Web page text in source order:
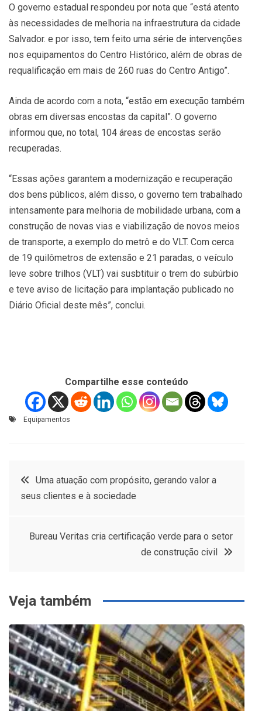
O governo estadual respondeu por nota que “está atento
às necessidades de melhoria na infraestrutura da cidade
Salvador. e por isso, tem feito uma série de intervenções
nos equipamentos do Centro Histórico, além de obras de
requalificação em mais de 260 ruas do Centro Antigo”.
Ainda de acordo com a nota, “estão em execução também
obras em diversas encostas da capital”. O governo
informou que, no total, 104 áreas de encostas serão
recuperadas.
“Essas ações garantem a modernização e recuperação
dos bens públicos, além disso, o governo tem trabalhado
intensamente para melhoria de mobilidade urbana, com a
construção de novas vias e viabilização de novos meios
de transporte, a exemplo do metrô e do VLT. Com cerca
de 19 quilômetros de extensão e 21 paradas, o veículo
leve sobre trilhos (VLT) vai susbtituir o trem do subúrbio
e teve aviso de licitação para implantação publicado no
Diário Oficial deste mês”, conclui.
Compartilhe esse conteúdo
Equipamentos
Navegação
Post
Uma atuação com propósito, gerando valor a
seus clientes e à sociedade
Bureau Veritas cria certificação verde para o setor
de construção civil
Veja também